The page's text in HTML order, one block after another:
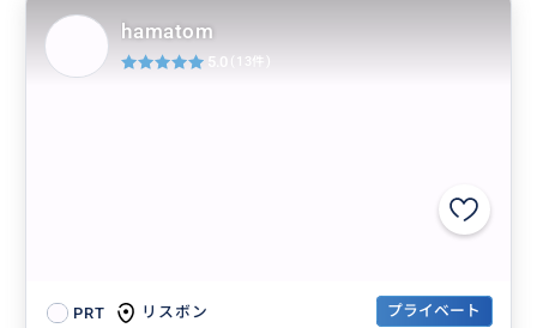
PRT リスボン プライベート
hamatom
5.0 (13件)